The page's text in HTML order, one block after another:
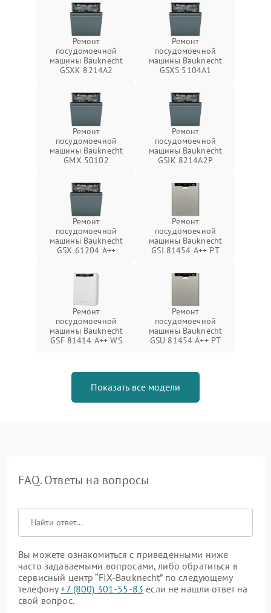
Ремонт
посудомоечной
машины Bauknecht
GSXK 8214A2
Ремонт
посудомоечной
машины Bauknecht
GSXS 5104A1
Ремонт
посудомоечной
машины Bauknecht
GMX 50102
Ремонт
посудомоечной
машины Bauknecht
GSIK 8214A2P
Ремонт
посудомоечной
машины Bauknecht
GSX 61204 A++
Ремонт
посудомоечной
машины Bauknecht
GSI 81454 A++ PT
Ремонт
посудомоечной
машины Bauknecht
GSF 81414 A++ WS
Ремонт
посудомоечной
машины Bauknecht
GSU 81454 A++ PT
Показать все модели
FAQ. Ответы на вопросы
Вы можете ознакомиться с приведенными ниже
часто задаваемыми вопросами, либо обратиться в
сервисный центр “FIX-Bauknecht” по следующему
телефону+7 (800) 301-55-83 если не нашли ответ на
свой вопрос.